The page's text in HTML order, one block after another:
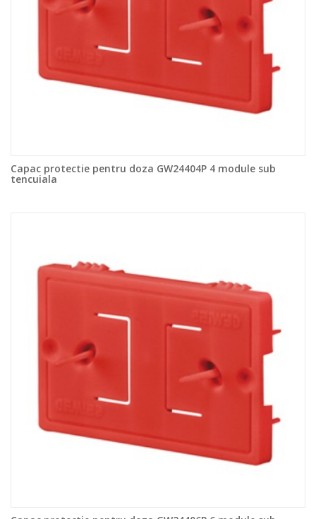
Capac protectie pentru doza GW24404P 4 module sub
tencuiala